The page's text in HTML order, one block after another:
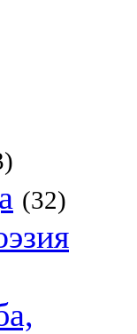
(32)